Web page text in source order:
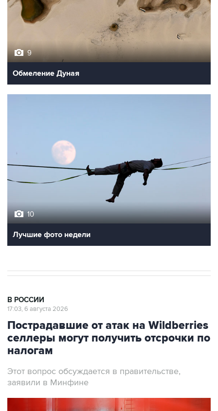
9
Обмеление Дуная
10
Лучшие фото недели
В РОССИИ
17:03, 6 августа 2026
Пострадавшие от атак на Wildberries
селлеры могут получить отсрочки по
налогам
Этот вопрос обсуждается в правительстве,
заявили в Минфине